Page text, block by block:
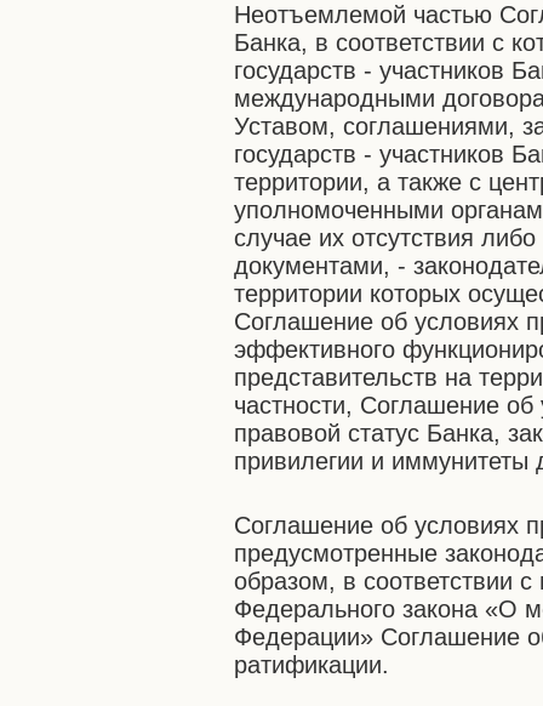
Неотъемлемой частью
Банка, в соответствии с
государств - участников
международными
Уставом, соглашениями,
государств - участников
территории, а также с
уполномоченными
случае их отсутствия
документами, -
территории которых
Соглашение об условиях
эффективного
представительств на
частности, Соглашение
правовой статус Банка,
привилегии и иммунитеты
Соглашение об условиях
предусмотренные
образом, в соответствии
Федерального закона «О
Федерации» Соглашение
ратификации.